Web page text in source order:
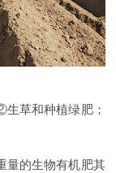
草和种植绿肥；
量的生物有机肥其